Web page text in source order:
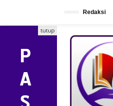
Redaksi
tutup